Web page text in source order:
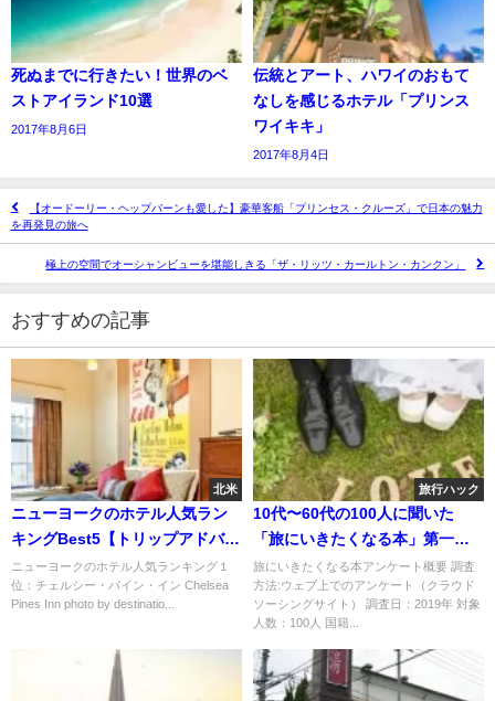
死ぬまでに行きたい！世界のベ
ストアイランド10選
2017年8月6日
伝統とアート、ハワイのおもて
なしを感じるホテル「プリンス
ワイキキ」
2017年8月4日
【オードーリー・ヘップバーンも愛した】豪華客船「プリンセス・クルーズ」で日本の魅力
を再発見の旅へ
極上の空間でオーシャンビューを堪能しきる「ザ・リッツ・カールトン・カンクン」
おすすめの記事
北米
ニューヨークのホテル人気ラン
キングBest5【トリップアドバイ
ザー編】
ニューヨークのホテル人気ランキング１
位：チェルシー・パイン・イン Chelsea
Pines Inn photo by destinatio...
旅行ハック
10代〜60代の100人に聞いた
「旅にいきたくなる本」第一位
発表
旅にいきたくなる本アンケート概要 調査
方法:ウェブ上でのアンケート（クラウド
ソーシングサイト） 調査日：2019年 対象
人数：100人 国籍...